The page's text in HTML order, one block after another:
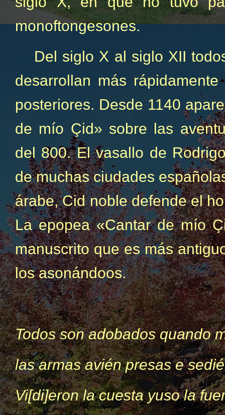
monoftongesones.
Del siglo X al siglo XII
desarrollan más
posteriores. Desde 1140
de mío Çid» sobre las
del 800. El vasallo de
de muchas ciudades
árabe, Cid noble defende el
La epopea «Cantar de mío
manuscrito que es más
los asonándoos.
Todos son adobados quando
las armas avién presas e
Vi[di]eron la cuesta yuso la